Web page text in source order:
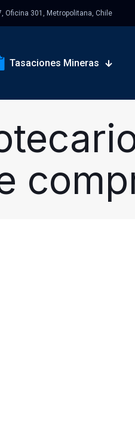
Oficina 301, Metropolitana, Chile
Tasaciones Mineras